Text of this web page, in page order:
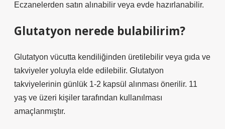
Eczanelerden satın alınabilir veya evde hazırlanabilir.
Glutatyon nerede bulabilirim?
Glutatyon vücutta kendiliğinden üretilebilir veya gıda ve
takviyeler yoluyla elde edilebilir. Glutatyon
takviyelerinin günlük 1-2 kapsül alınması önerilir. 11
yaş ve üzeri kişiler tarafından kullanılması
amaçlanmıştır.